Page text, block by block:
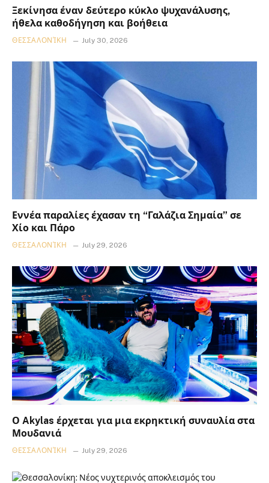
Ξεκίνησα έναν δεύτερο κύκλο ψυχανάλυσης,
ήθελα καθοδήγηση και βοήθεια
ΘΕΣΣΑΛΟΝΊΚΗ July 30, 2026
Εννέα παραλίες έχασαν τη “Γαλάζια Σημαία” σε
Χίο και Πάρο
ΘΕΣΣΑΛΟΝΊΚΗ July 29, 2026
Ο Akylas έρχεται για μια εκρηκτική συναυλία στα
Μουδανιά
ΘΕΣΣΑΛΟΝΊΚΗ July 29, 2026